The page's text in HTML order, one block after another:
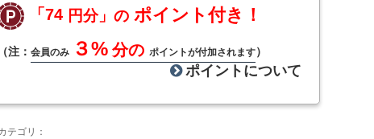
「74 円分」のポイント付き！
（注： 会員のみ ３% 分のポイントが付加されます）
ポイントについて
テゴリ：